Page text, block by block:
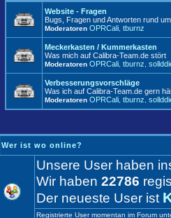
Website - Fragen
Bugs, Fragen und Antworten rund
Moderatoren OPRCali tburnz
Meckerkasten / Kummerkasten
Was mich auf Calibra-Team.de stört
Moderatoren OPRCali tburnz
Verbesserungsvorschläge
Was ich auf Calibra-Team.de gern
Moderatoren OPRCali tburnz
Wer ist wo online?
Unsere User haben
Wir haben 22786
Der neueste User ist
Registrierte User momentan im Forum